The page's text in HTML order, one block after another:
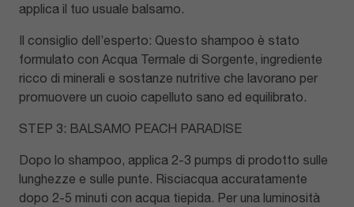
applica il tuo usuale balsamo.
Il consiglio dell’esperto: Questo shampoo è stato
formulato con Acqua Termale di Sorgente, ingrediente
ricco di minerali e sostanze nutritive che lavorano per
promuovere un cuoio capelluto sano ed equilibrato.
STEP 3: BALSAMO PEACH PARADISE
Dopo lo shampoo, applica 2-3 pumps di prodotto sulle
lunghezze e sulle punte. Risciacqua accuratamente
dopo 2-5 minuti con acqua tiepida. Per una luminosità